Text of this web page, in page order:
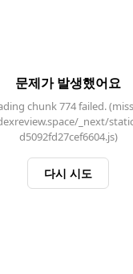
문제가 발생했어요
chunk 774 failed.
_next/
d5092fd27cef6604.js)
다시 시도